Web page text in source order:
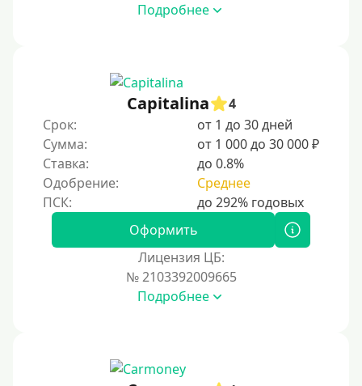
2500 руб
3000 руб
4000 руб
5000 руб
7000 руб
Подробнее
Capitalina
4
Срок:
от 1 до 30 дней
Сумма:
от 1 000 до 30 000 ₽
Ставка:
до 0.8%
Одобрение:
Среднее
Оформить
Лицензия ЦБ:
№ 2103392009665
Подробнее